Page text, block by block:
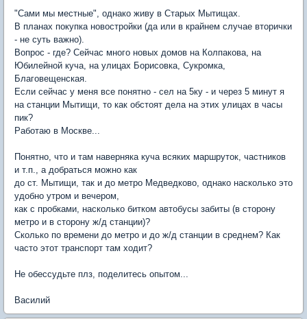
"Сами мы местные", однако живу в Старых Мытищах.
В планах покупка новостройки (да или в крайнем случае вторички
- не суть важно).
Вопрос - где? Сейчас много новых домов на Колпакова, на
Юбилейной куча, на улицах Борисовка, Сукромка,
Благовещенская.
Если сейчас у меня все понятно - сел на 5ку - и через 5 минут я
на станции Мытищи, то как обстоят дела на этих улицах в часы
пик?
Работаю в Москве...
Понятно, что и там наверняка куча всяких маршруток, частников
и т.п., а добраться можно как
до ст. Мытищи, так и до метро Медведково, однако насколько это
удобно утром и вечером,
как с пробками, насколько битком автобусы забиты (в сторону
метро и в сторону ж/д станции)?
Сколько по времени до метро и до ж/д станции в среднем? Как
часто этот транспорт там ходит?
Не обессудьте плз, поделитесь опытом...
Василий